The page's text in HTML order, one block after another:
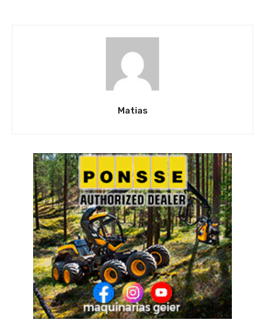
Matias